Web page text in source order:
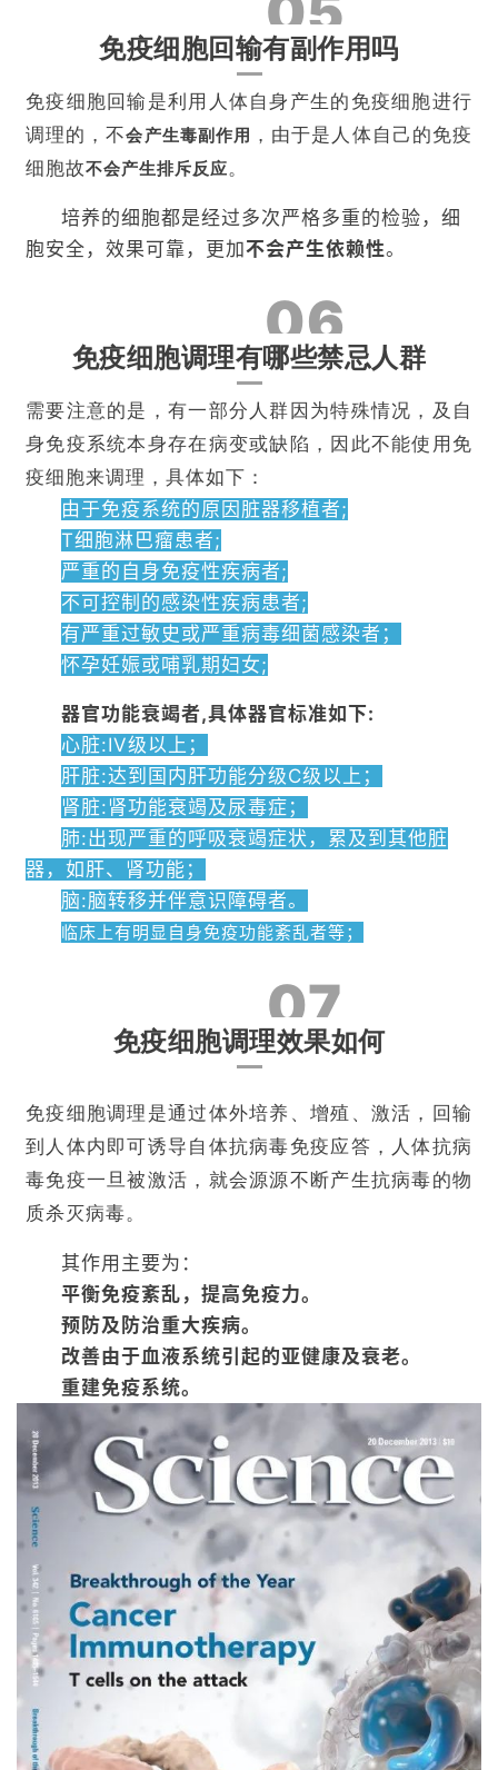
行
业
临
我
们
登录
免疫细胞回输有副作用吗
免疫细胞回输是利用人体自身产生的免疫细胞进行
调理的，不会产生毒副作用 ，由于是人体自己的免疫
细胞故不会产生排斥反应。
培养的细胞都是经过多次严格多重的检验，细
胞安全，效果可靠，更加不会产生依赖性。
06
免疫细胞调理有哪些禁忌人群
需要注意的是，有一部分人群因为特殊情况，及自
身免疫系统本身存在病变或缺陷，因此不能使用免
疫细胞来调理，具体如下：
由于免疫系统的原因脏器移植者;
T细胞淋巴瘤患者;
严重的自身免疫性疾病者;
不可控制的感染性疾病患者;
有严重过敏史或严重病毒细菌感染者；
怀孕妊娠或哺乳期妇女;
器官功能衰竭者,具体器官标准如下:
心脏:IV级以上；
肝脏:达到国内肝功能分级C级以上；
肾脏:肾功能衰竭及尿毒症；
肺:出现严重的呼吸衰竭症状，累及到其他脏
器，如肝、肾功能；
脑:脑转移并伴意识障碍者。
临床上有明显自身免疫功能紊乱者等；
07
免疫细胞调理效果如何
免疫细胞调理是通过体外培养、增殖、激活，回输
到人体内即可诱导自体抗病毒免疫应答，人体抗病
毒免疫一旦被激活，就会源源不断产生抗病毒的物
质杀灭病毒。
其作用主要为：
平衡免疫紊乱，提高免疫力。
预防及防治重大疾病。
改善由于血液系统引起的亚健康及衰老。
重建免疫系统。